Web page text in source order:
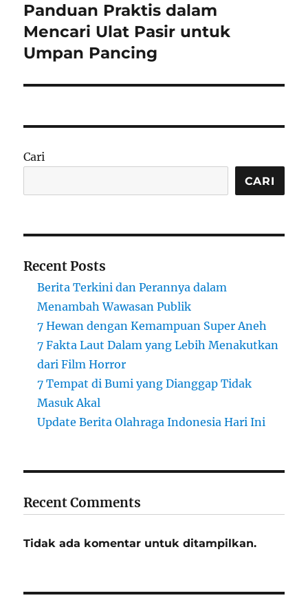
Next
post:
Panduan Praktis dalam
Mencari Ulat Pasir untuk
Umpan Pancing
Cari
CARI
Recent Posts
Berita Terkini dan Perannya dalam
Menambah Wawasan Publik
7 Hewan dengan Kemampuan Super Aneh
7 Fakta Laut Dalam yang Lebih Menakutkan
dari Film Horror
7 Tempat di Bumi yang Dianggap Tidak
Masuk Akal
Update Berita Olahraga Indonesia Hari Ini
Recent Comments
Tidak ada komentar untuk ditampilkan.